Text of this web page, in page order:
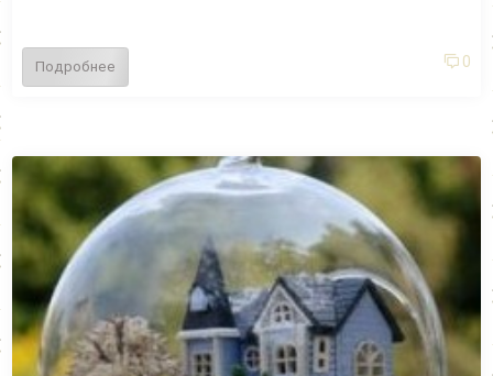
Подробнее 0